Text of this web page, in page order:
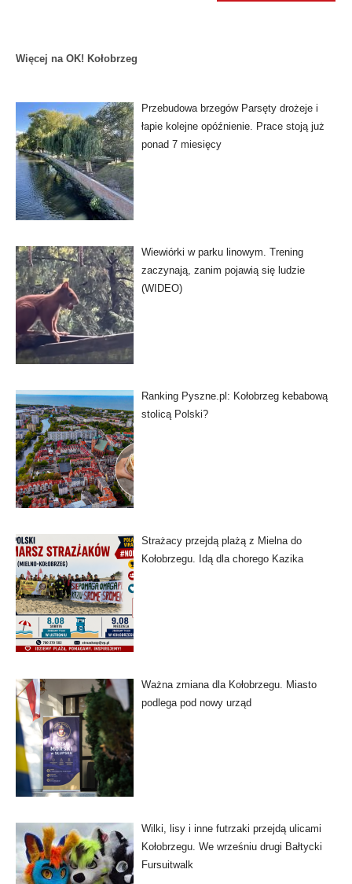
Więcej na OK! Kołobrzeg
Przebudowa brzegów Parsęty drożeje i
łapie kolejne opóźnienie. Prace stoją już
ponad 7 miesięcy
Wiewiórki w parku linowym. Trening
zaczynają, zanim pojawią się ludzie
(WIDEO)
Ranking Pyszne.pl: Kołobrzeg kebabową
stolicą Polski?
Strażacy przejdą plażą z Mielna do
Kołobrzegu. Idą dla chorego Kazika
Ważna zmiana dla Kołobrzegu. Miasto
podlega pod nowy urząd
Wilki, lisy i inne futrzaki przejdą ulicami
Kołobrzegu. We wrześniu drugi Bałtycki
Fursuitwalk